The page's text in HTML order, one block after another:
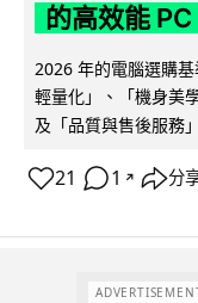
的高效能 PC
2026 年的電腦選購
輕量化」、「機身美
及「品質與售後服務
21 1 ↗ 分